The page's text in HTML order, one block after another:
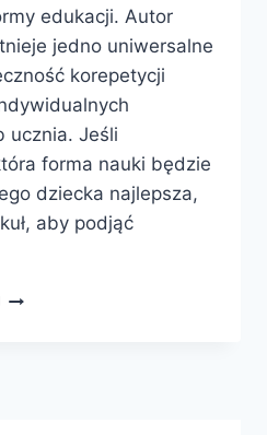
edukacji. Autor
jedno uniwersalne
korepetycji
ucznia. Jeśli
forma nauki będzie
dziecka najlepsza,
aby podjąć
KOREPETYCJE